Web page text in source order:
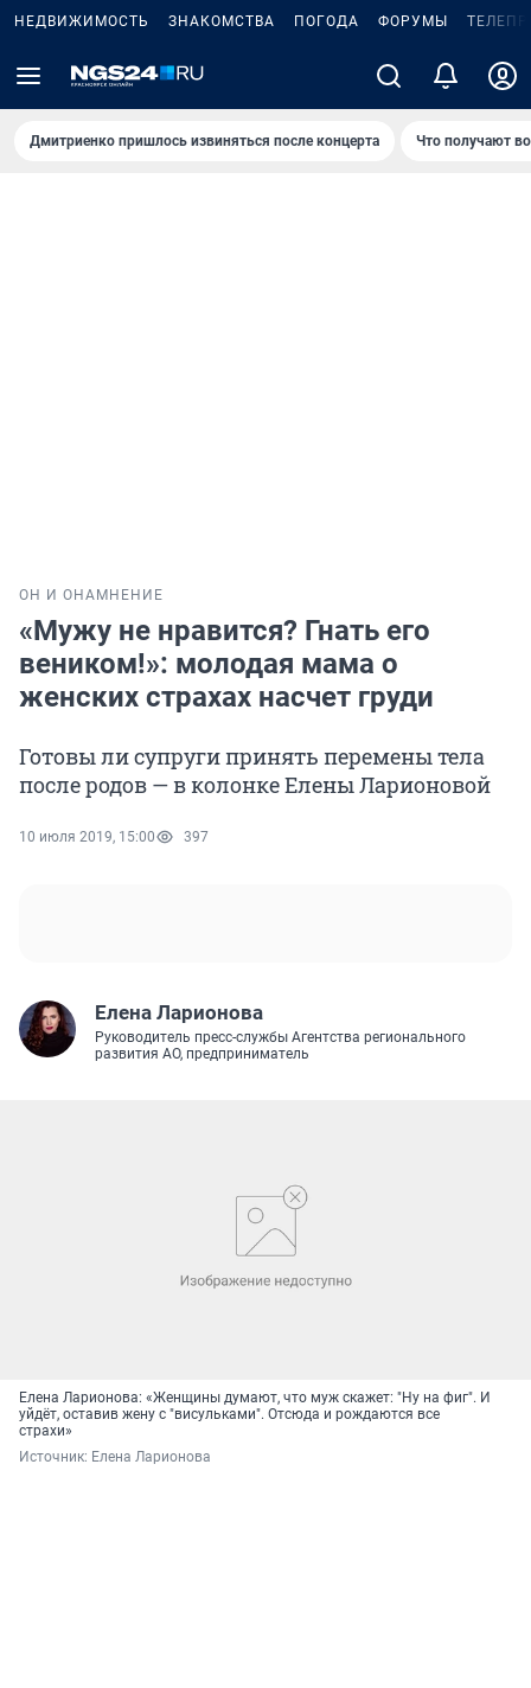
НЕДВИЖИМОСТЬ ЗНАКОМСТВА ПОГОДА ФОРУМЫ
Дмитриенко пришлось извиняться после концертa Что получают
ОН И ОНА МНЕНИЕ
«Мужу не нравится? Гнать его
веником!»: молодая мама о
женских страхах насчет груди
Готовы ли супруги принять перемены тела
после родов — в колонке Елены Ларионовой
10 июля 2019, 15:00 397
Елена Ларионова
Руководитель пресс-службы Агентства регионального
развития АО, предприниматель
Елена Ларионова: «Женщины думают, что муж скажет: "Ну на фиг". И
уйдёт, оставив жену с "висульками". Отсюда и рождаются все
страхи»
Источник: Елена Ларионова